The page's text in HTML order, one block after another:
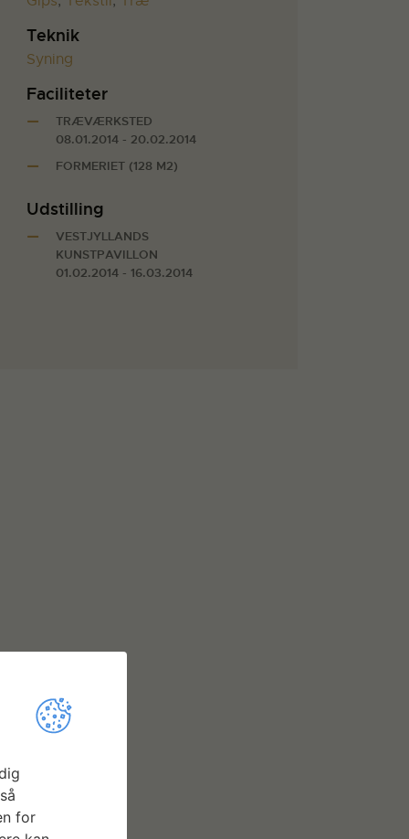
Teknik
Syning
Faciliteter
TRÆVÆRKSTED
08.01.2014 - 20.02.2014
FORMERIET (128 M2)
Udstilling
VESTJYLLANDS
KUNSTPAVILLON
01.02.2014 - 16.03.2014
for